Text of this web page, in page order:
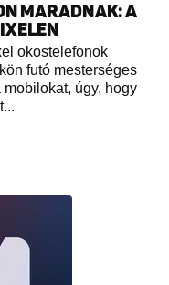
MARADNAK: A
okostelefonok
futó mesterséges
úgy, hogy